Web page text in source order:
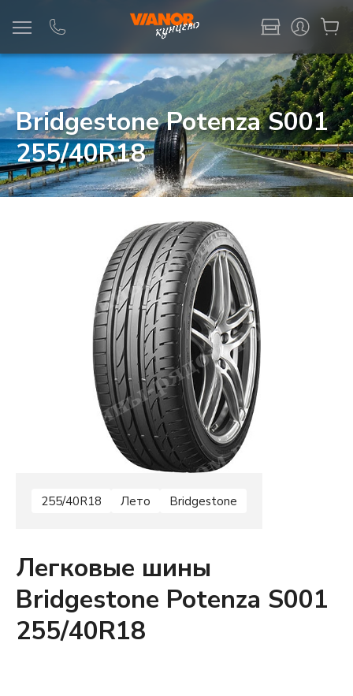
Bridgestone Potenza S001
255/40R18
255/40R18 Лето Bridgestone
Легковые шины
Bridgestone Potenza S001
255/40R18
Информация Фото товара